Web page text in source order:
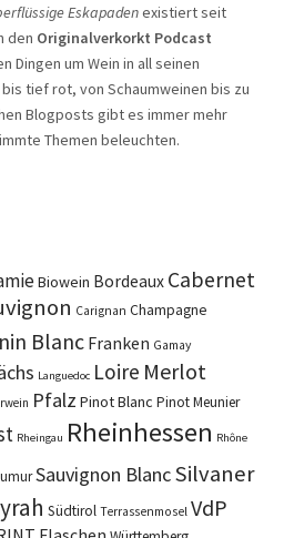
Eskapadenexistiert seit
den Originalverkorkt Podcast
Dingen um Wein in all seinen
tief rot, von Schaumweinen bis zu
Blogposts gibt es immer mehr
Themen beleuchten.
Biowein Bordeaux Cabernet
Carignan Champagne
BlancFranken Gamay
Languedoc Loire Merlot
Pfalz Pinot Blanc Pinot Meunier
Rheingau Rheinhessen Rhône
Sauvignon BlancSilvaner
Südtirol Terrassenmosel VdP